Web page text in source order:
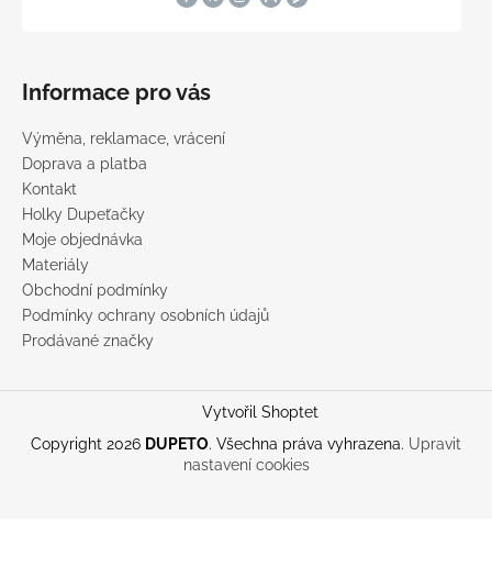
Informace pro vás
Výměna, reklamace, vrácení
Doprava a platba
Kontakt
Holky Dupeťačky
Moje objednávka
Materiály
Obchodní podmínky
Podmínky ochrany osobních údajů
Prodávané značky
Vytvořil Shoptet
Copyright 2026 DUPETO. Všechna práva vyhrazena. Upravit
nastavení cookies